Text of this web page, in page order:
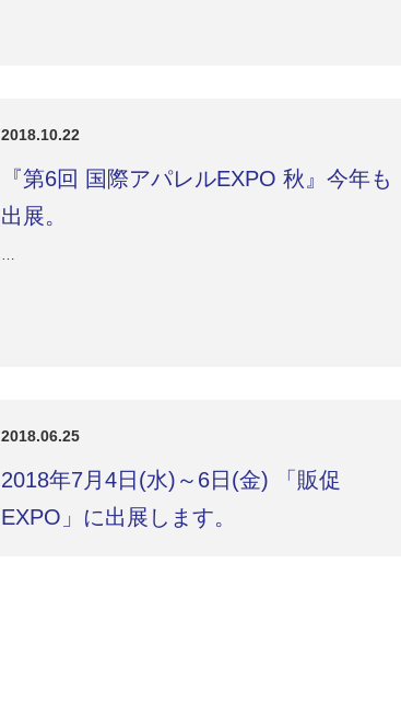
2018.10.22
『第6回 国際アパレルEXPO 秋』今年も
出展。
…
2018.06.25
2018年7月4日(水)～6日(金) 「販促
EXPO」に出展します。